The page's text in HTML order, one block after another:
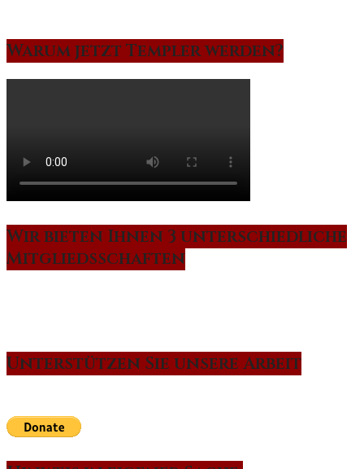
Warum jetzt Templer werden?
Wir bieten Ihnen 3 unterschiedliche
Mitgliedsschaften
Unterstützen Sie unsere Arbeit